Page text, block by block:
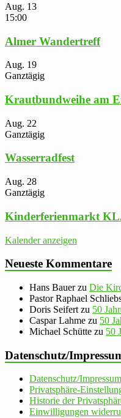
Aug. 13
15:00
Almer Wandertreff
Aug. 19
Ganztägig
Krautbundweihe am
Aug. 22
Ganztägig
Wasserradfest
Aug. 28
Ganztägig
Kinderferienmarkt
Kalender anzeigen
Neueste Kommentare
Hans Bauerzu Die
Pastor Raphael
Doris Seifert zu 50
Caspar Lahme zu 50
Michael Schütte zu 50
Datenschutz/
Datenschutz/
Privatsphäre-
Historie der
Einwilligungen